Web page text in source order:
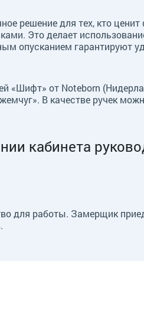
решение для тех, кто
Это делает
гарантируют
от Noteborn
В качестве ручек
кабинета
для работы. Замерщик